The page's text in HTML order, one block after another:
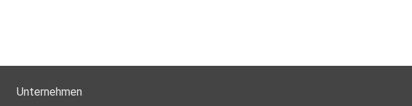
Unternehmen